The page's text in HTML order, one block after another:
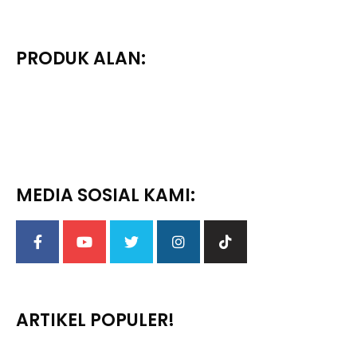
PRODUK ALAN:
MEDIA SOSIAL KAMI:
ARTIKEL POPULER!